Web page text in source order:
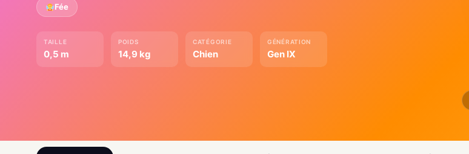
Fée
TAILLE
0,5 m
POIDS
14,9 kg
CATÉGORIE
Chien
GÉNÉRATION
Gen IX